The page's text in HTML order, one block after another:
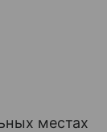
местах